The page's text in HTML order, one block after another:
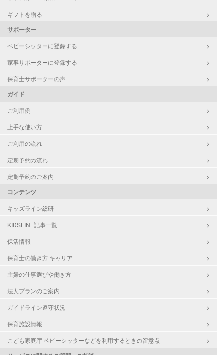
病児対応
障がい児対応
レッスン
定期予約
お子様の撮影
ギフトを贈る
サポーター
ベビーシッターに登録する
家事サポーターに登録する
保育士サポーターの声
ガイド
ご利用例
上手な使い方
ご利用の流れ
定期予約の流れ
定期予約のご案内
コンテンツ
キッズライン総研
KIDSLINE記事一覧
保活情報
保育士の働き方 キャリア
主婦の仕事選びや働き方
法人プランのご案内
ガイドライン遵守状況
保育施設情報
こども家庭庁 ベビーシッターなどを利用するときの留意点